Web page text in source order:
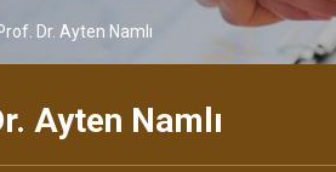
Dr. Ayten Namlı
Ayten Namlı